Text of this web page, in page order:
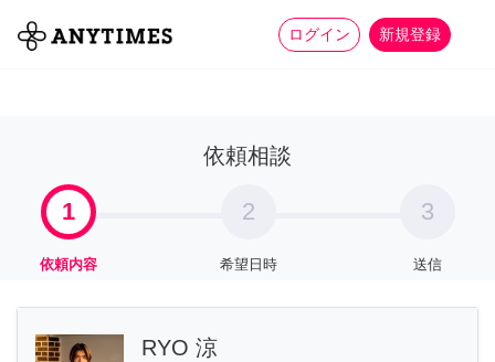
ログイン 新規登録
全て 家事 more_horiz
依頼相談
1
依頼内容
2
希望日時
3
送信
RYO 涼